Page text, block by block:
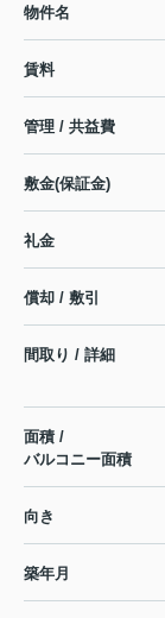
物件名
賃料
管理 / 共益費
敷金(保証金)
礼金
償却 / 敷引
間取り / 詳細
面積 /
バルコニー面積
向き
築年月